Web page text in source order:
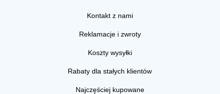
Kontakt z nami
Reklamacje i zwroty
Koszty wysyłki
Rabaty dla stałych klientów
Najczęściej kupowane